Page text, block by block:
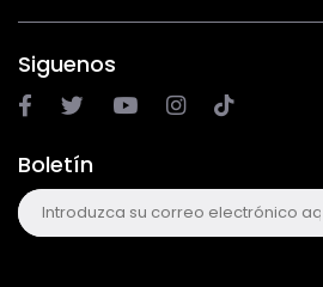
Siguenos
Boletín